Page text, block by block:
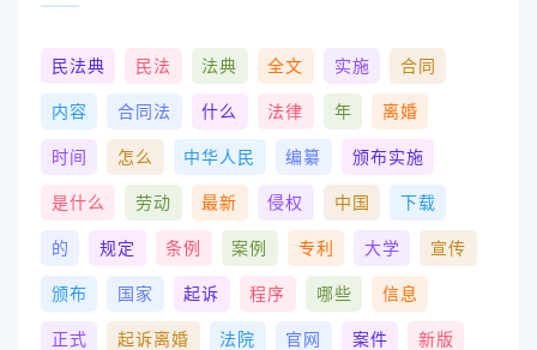
民法典 民法 法典 全文 实施 合同
内容 合同法 什么 法律 年 离婚
时间 怎么 中华人民 编纂 颁布实施
是什么 劳动 最新 侵权 中国 下载
的 规定 条例 案例 专利 大学 宣传
颁布 国家 起诉 程序 哪些 信息
正式 起诉离婚 法院 官网 案件 新版